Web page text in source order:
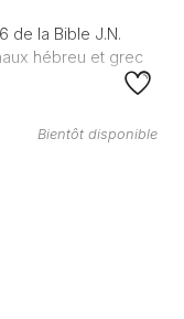
de la Bible J.N.
hébreu et grec
Bientôt disponible